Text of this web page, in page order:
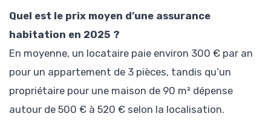
Quel est le prix moyen d’une assurance
habitation en 2025 ?
En moyenne, un locataire paie environ 300 € par an
pour un appartement de 3 pièces, tandis qu’un
propriétaire pour une maison de 90 m² dépense
autour de 500 € à 520 € selon la localisation.